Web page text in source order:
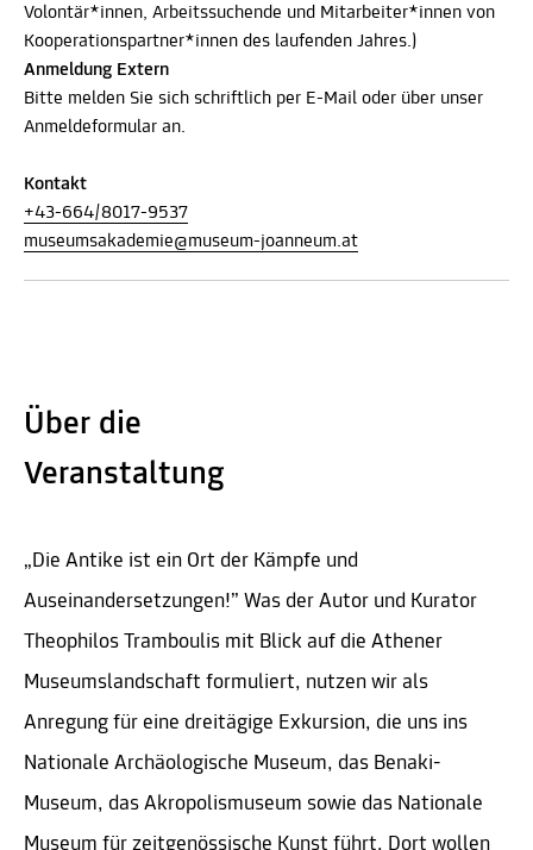
Volontär*innen, Arbeitssuchende und Mitarbeiter*innen von
Kooperationspartner*innen des laufenden Jahres.)
Anmeldung Extern
Bitte melden Sie sich schriftlich per E-Mail oder über unser
Anmeldeformular an.
Kontakt
+43-664/8017-9537
museumsakademie@museum-joanneum.at
Über die
Veranstaltung
„Die Antike ist ein Ort der Kämpfe und
Auseinandersetzungen!” Was der Autor und Kurator
Theophilos Tramboulis mit Blick auf die Athener
Museumslandschaft formuliert, nutzen wir als
Anregung für eine dreitägige Exkursion, die uns ins
Nationale Archäologische Museum, das Benaki-
Museum, das Akropolismuseum sowie das Nationale
Museum für zeitgenössische Kunst führt. Dort wollen